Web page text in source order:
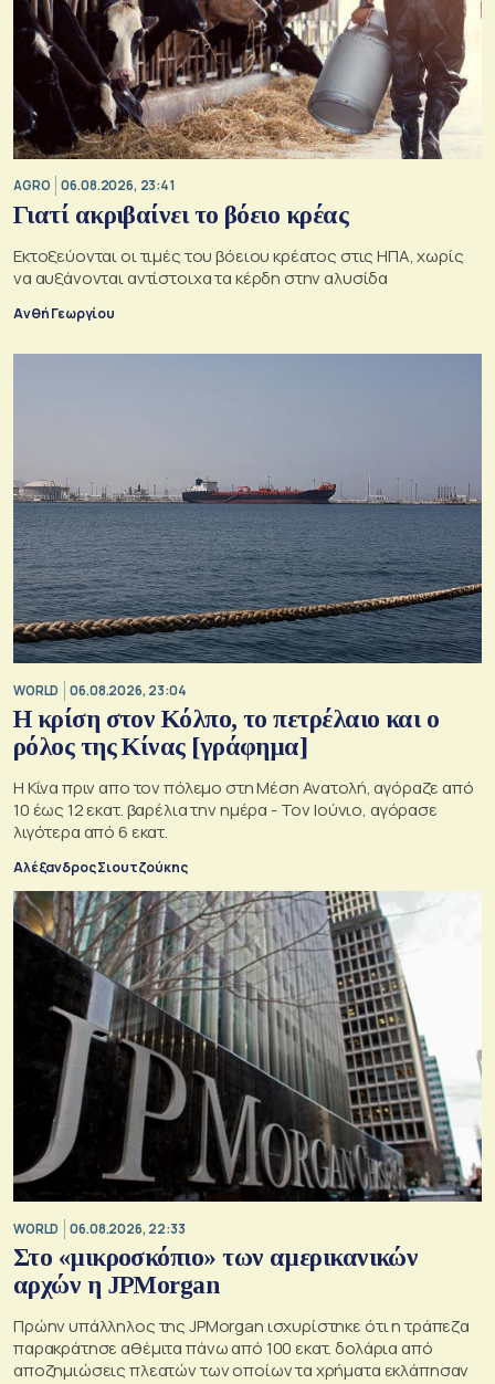
AGRO 06.08.2026, 23:41
Γιατί ακριβαίνει το βόειο κρέας
Εκτοξεύονται οι τιμές του βόειου κρέατος στις ΗΠΑ, χωρίς
να αυξάνονται αντίστοιχα τα κέρδη στην αλυσίδα
Ανθή Γεωργίου
WORLD 06.08.2026, 23:04
Η κρίση στoν Κόλπο, το πετρέλαιο και ο
ρόλος της Κίνας [γράφημα]
Η Κίνα πριν απο τον πόλεμο στη Μέση Ανατολή, αγόραζε από
10 έως 12 εκατ. βαρέλια την ημέρα - Τον Ιούνιο, αγόρασε
λιγότερα από 6 εκατ.
Αλέξανδρος Σιουτζούκης
WORLD 06.08.2026, 22:33
Στο «μικροσκόπιο» των αμερικανικών
αρχών η JPMorgan
Πρώην υπάλληλος της JPMorgan ισχυρίστηκε ότι η τράπεζα
παρακράτησε αθέμιτα πάνω από 100 εκατ. δολάρια από
αποζημιώσεις πλεατών των οποίων τα χρήματα εκλάπησαν